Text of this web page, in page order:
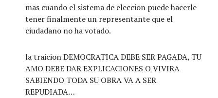
mas cuando el sistema de eleccion puede hacerle
tener finalmente un representante que el
ciudadano no ha votado.
la traicion DEMOCRATICA DEBE SER PAGADA, TU
AMO DEBE DAR EXPLICACIONES O VIVIRA
SABIENDO TODA SU OBRA VA A SER
REPUDIADA…